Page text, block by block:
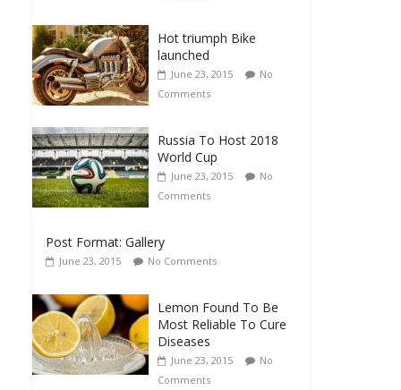
Hot triumph Bike
launched
June 23, 2015
No
Comments
Russia To Host 2018
World Cup
June 23, 2015
No
Comments
Post Format: Gallery
June 23, 2015 No Comments
Lemon Found To Be
Most Reliable To Cure
Diseases
June 23, 2015
No
Comments